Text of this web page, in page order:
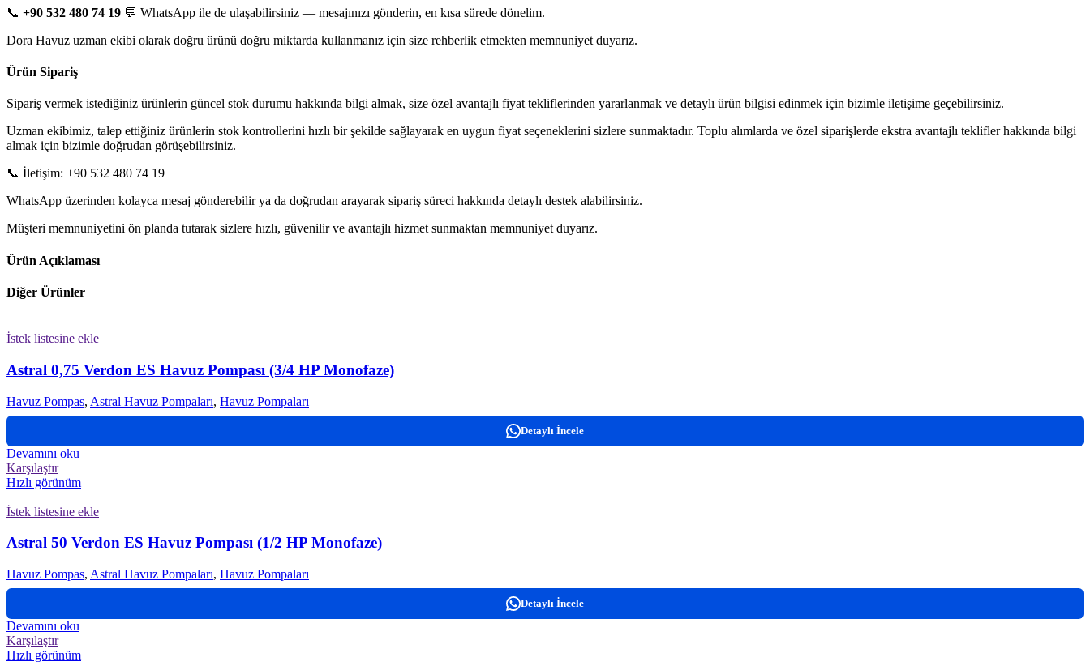
📞 +90 532 480 74 19 💬 WhatsApp ile de ulaşabilirsiniz — mesajınızı gönderin, en kısa sürede dönelim.
Dora Havuz uzman ekibi olarak doğru ürünü doğru miktarda kullanmanız için size rehberlik etmekten memnuniyet duyarız.
Ürün Sipariş
Sipariş vermek istediğiniz ürünlerin güncel stok durumu hakkında bilgi almak, size özel avantajlı fiyat tekliflerinden yararlanmak ve detaylı ürün bilgisi edinmek için bizimle iletişime geçebilirsiniz.
Uzman ekibimiz, talep ettiğiniz ürünlerin stok kontrollerini hızlı bir şekilde sağlayarak en uygun fiyat seçeneklerini sizlere sunmaktadır. Toplu alımlarda ve özel siparişlerde ekstra avantajlı teklifler hakkında bilgi
almak için bizimle doğrudan görüşebilirsiniz.
📞 İletişim: +90 532 480 74 19
WhatsApp üzerinden kolayca mesaj gönderebilir ya da doğrudan arayarak sipariş süreci hakkında detaylı destek alabilirsiniz.
Müşteri memnuniyetini ön planda tutarak sizlere hızlı, güvenilir ve avantajlı hizmet sunmaktan memnuniyet duyarız.
Ürün Açıklaması
Diğer Ürünler
İstek listesine ekle
Astral 0,75 Verdon ES Havuz Pompası (3/4 HP Monofaze)
Havuz Pompas, Astral Havuz Pompaları, Havuz Pompaları
Detaylı İncele
Devamını oku
Karşılaştır
Hızlı görünüm
İstek listesine ekle
Astral 50 Verdon ES Havuz Pompası (1/2 HP Monofaze)
Havuz Pompas, Astral Havuz Pompaları, Havuz Pompaları
Detaylı İncele
Devamını oku
Karşılaştır
Hızlı görünüm